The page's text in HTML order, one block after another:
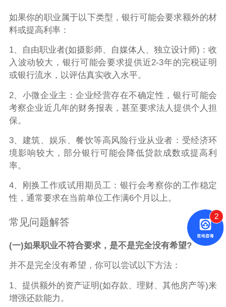
如果你的职业属于以下类型，银行可能会要求额外的材
料或提高利率：
1、自由职业者(如摄影师、自媒体人、独立设计师)：收
入波动较大，银行可能会要求提供近2-3年的完税证明
或银行流水，以评估真实收入水平。
2、小微企业主：企业经营存在不确定性，银行可能会
考察企业近几年的财务报表，甚至要求法人提供个人担
保。
3、建筑、娱乐、餐饮等高风险行业从业者：受经济环
境影响较大，部分银行可能会降低贷款成数或提高利
率。
4、刚换工作或试用期员工：银行会考察你的工作稳定
性，通常要求在当前单位工作满6个月以上。
常见问题解答
(一)如果职业不符合要求，是不是完全没有希望?
并不是完全没有希望，你可以尝试以下方法：
1、提供额外的资产证明(如存款、理财、其他房产等)来
增强还款能力。
2